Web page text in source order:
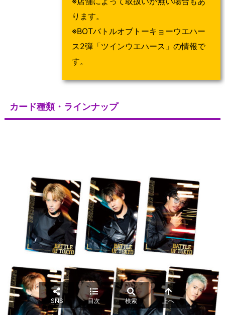
ります。
※BOTバトルオブトーキョーウエハー
ス2弾「ツインウエハース」の情報で
す。
カード種類・ラインナップ
SNS 目次 検索 上へ